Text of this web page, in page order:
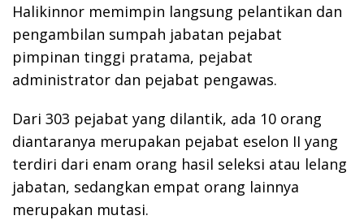
Halikinnor memimpin langsung pelantikan dan
pengambilan sumpah jabatan pejabat
pimpinan tinggi pratama, pejabat
administrator dan pejabat pengawas.
Dari 303 pejabat yang dilantik, ada 10 orang
diantaranya merupakan pejabat eselon II yang
terdiri dari enam orang hasil seleksi atau lelang
jabatan, sedangkan empat orang lainnya
merupakan mutasi.